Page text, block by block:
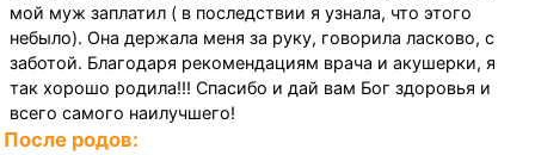
мой муж заплатил ( в последствии я узнала, что этого
небыло). Она держала меня за руку, говорила ласково, с
заботой. Благодаря рекомендациям врача и акушерки, я
так хорошо родила!!! Спасибо и дай вам Бог здоровья и
всего самого наилучшего!
После родов: